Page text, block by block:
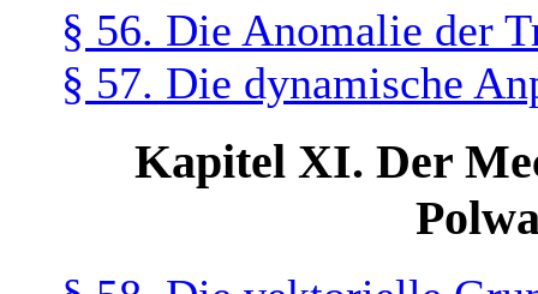
§ 56. Die Anomalie der
§ 57. Die dynamische
Kapitel XI. Der